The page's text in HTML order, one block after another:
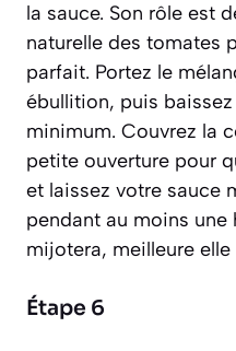
la sauce. Son rôle est
naturelle des tomates
parfait. Portez le
ébullition, puis
minimum. Couvrez la
petite ouverture pour
et laissez votre sauce
pendant au moins une
mijotera, meilleure elle
Étape 6